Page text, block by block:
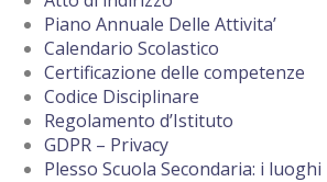
Piano Annuale Delle Attivita’
Calendario Scolastico
Certificazione delle competenze
Codice Disciplinare
Regolamento d’Istituto
GDPR – Privacy
Plesso Scuola Secondaria: i luoghi